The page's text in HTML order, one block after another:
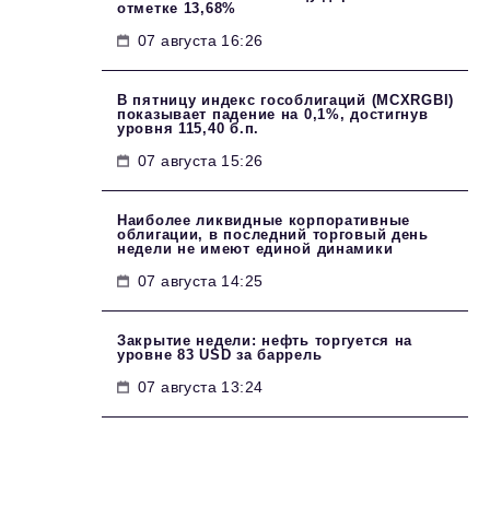
отметке 13,68%
07 августа 16:26
В пятницу индекс гособлигаций (MCXRGBI)
показывает падение на 0,1%, достигнув
уровня 115,40 б.п.
07 августа 15:26
Наиболее ликвидные корпоративные
облигации, в последний торговый день
недели не имеют единой динамики
07 августа 14:25
Закрытие недели: нефть торгуется на
уровне 83 USD за баррель
07 августа 13:24